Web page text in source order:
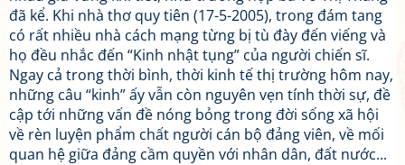
đã kể. Khi nhà thơ quy tiên (17-5-2005), trong đám tang
có rất nhiều nhà cách mạng từng bị tù đày đến viếng và
họ đều nhắc đến “Kinh nhật tụng” của người chiến sĩ.
Ngay cả trong thời bình, thời kinh tế thị trường hôm nay,
những câu “kinh” ấy vẫn còn nguyên vẹn tính thời sự, đề
cập tới những vấn đề nóng bỏng trong đời sống xã hội
về rèn luyện phẩm chất người cán bộ đảng viên, về mối
quan hệ giữa đảng cầm quyền với nhân dân, đất nước...